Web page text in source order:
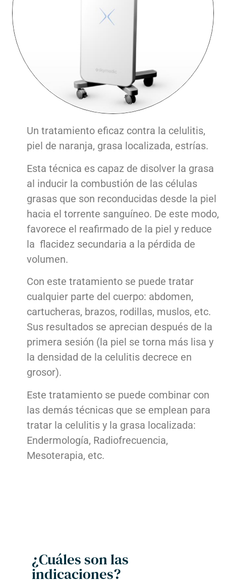
Un tratamiento eficaz contra la celulitis,
piel de naranja, grasa localizada, estrías.
Esta técnica es capaz de disolver la grasa
al inducir la combustión de las células
grasas que son reconducidas desde la piel
hacia el torrente sanguíneo. De este modo,
favorece el reafirmado de la piel y reduce
la flacidez secundaria a la pérdida de
volumen.
Con este tratamiento se puede tratar
cualquier parte del cuerpo: abdomen,
cartucheras, brazos, rodillas, muslos, etc.
Sus resultados se aprecian después de la
primera sesión (la piel se torna más lisa y
la densidad de la celulitis decrece en
grosor).
Este tratamiento se puede combinar con
las demás técnicas que se emplean para
tratar la celulitis y la grasa localizada:
Endermología, Radiofrecuencia,
Mesoterapia, etc.
¿Cuáles son las
indicaciones?